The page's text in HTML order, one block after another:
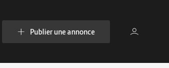
Publier une annonce